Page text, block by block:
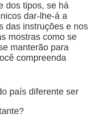
dos tipos, se há
dar-lhe-á a
das instruções e nos
mostras como se
manterão para
compreenda
país diferente ser